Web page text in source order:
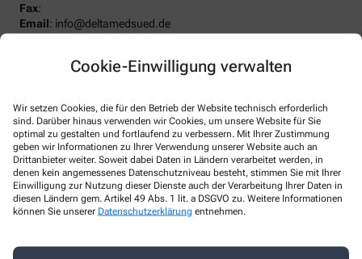
Cookie-Einwilligung verwalten
Wir setzen Cookies, die für den Betrieb der Website technisch erforderlich
sind. Darüber hinaus verwenden wir Cookies, um unsere Website für Sie
optimal zu gestalten und fortlaufend zu verbessern. Mit Ihrer Zustimmung
geben wir Informationen zu Ihrer Verwendung unserer Website auch an
Drittanbieter weiter. Soweit dabei Daten in Ländern verarbeitet werden, in
denen kein angemessenes Datenschutzniveau besteht, stimmen Sie mit Ihrer
Einwilligung zur Nutzung dieser Dienste auch der Verarbeitung Ihrer Daten in
diesen Ländern gem. Artikel 49 Abs. 1 lit. a DSGVO zu. Weitere Informationen
können Sie unserer Datenschutzerklärung entnehmen.
Fax:
Email: info@deltamedsued.de
Weitere Hinweise
Wir sind weder verpflichtet noch bereit, an einem
Streitbeilegungsverfahren vor einer Verbraucherschlichtungsstelle
teilzunehmen.
Haftung
Wir sind für unsere Inhalte verantwortlich. Alle Inhalte werden mit
der gebotenen Sorgfalt und nach bestem Wissen erstellt. Soweit
wir mittels Links auf Internetseiten Dritter verweisen, können wir
Vollständigkeit der verlinkten Inhalte übernehmen, da diese